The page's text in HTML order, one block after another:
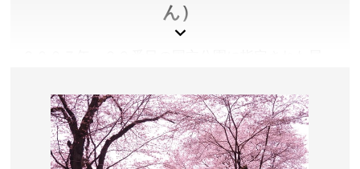
ん）
がる尾瀬国立公園には、１万年前に形成されたとさ
れる大湿原が広がり、ミズバショウやニッコウキス
ゲなど貴重な植物が群生しています。